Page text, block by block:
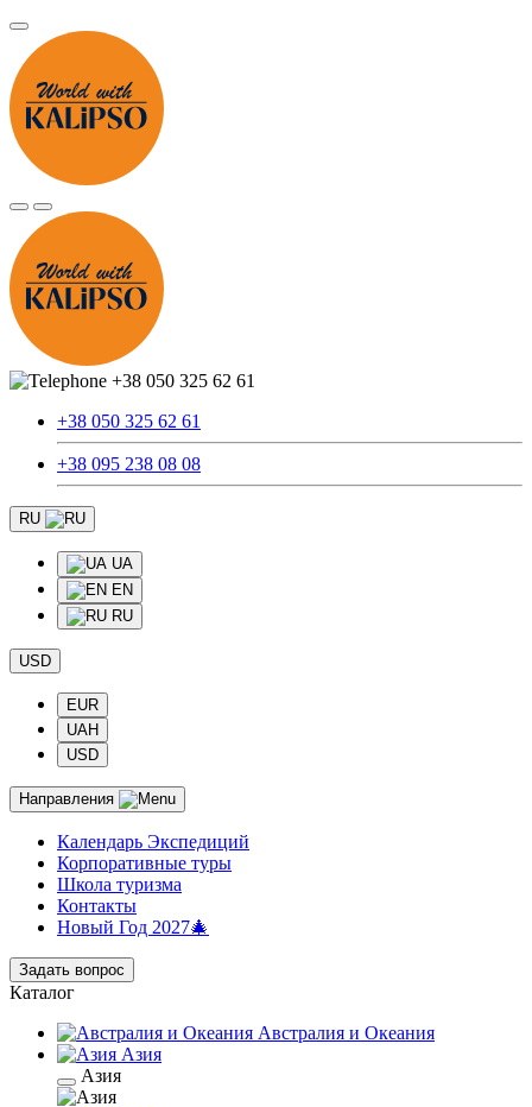
+38 050 325 62 61
+38 050 325 62 61
+38 095 238 08 08
RU
UA
EN
RU
USD
EUR
UAH
USD
Направления
Календарь Экспедиций
Корпоративные туры
Школа туризма
Контакты
Новый Год 2027🎄
Задать вопрос
Каталог
Австралия и Океания
Азия
Азия